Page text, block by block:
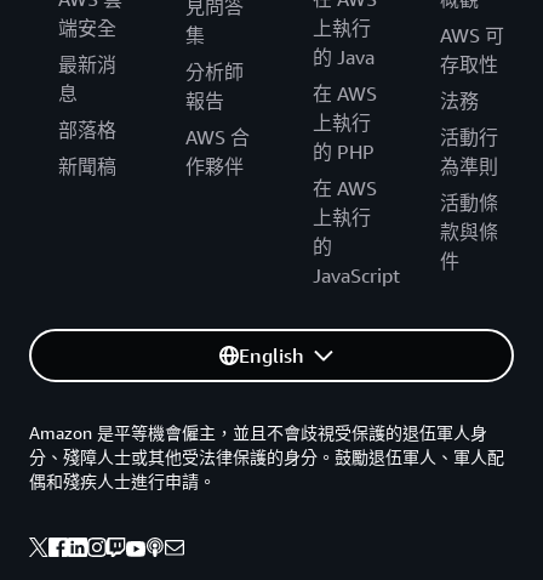
端安全
最新消
息
部落格
新聞稿
見問答
集
分析師
報告
AWS 合
作夥伴
上執行
的 Java
在 AWS
上執行
的 PHP
在 AWS
上執行
的
JavaScript
AWS 可
存取性
法務
活動行
為準則
活動條
款與條
件
English
Amazon 是平等機會僱主，並且不會歧視受保護的退伍軍人身
分、殘障人士或其他受法律保護的身分。鼓勵退伍軍人、軍人配
偶和殘疾人士進行申請。